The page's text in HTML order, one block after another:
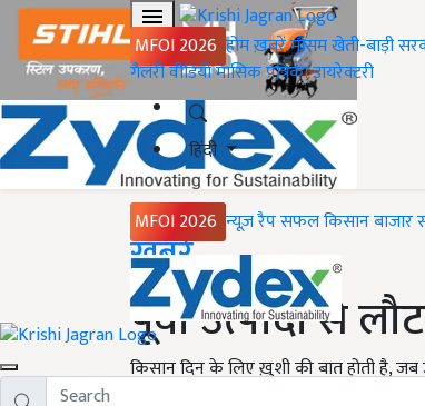
MFOI 2026 होमख़बरेंमौसमखेती-बाड़ी
गैलरीवीडियोमासिक पत्रिकाडायरेक्टरी
हिंदी
MFOI 2026 न्यूज़ रैपसफल किसानबाजार
Home
ख़बरें
पूर्वा उत्पादों से
किसान दिन के लिए ख़ुशी की बात होती है,